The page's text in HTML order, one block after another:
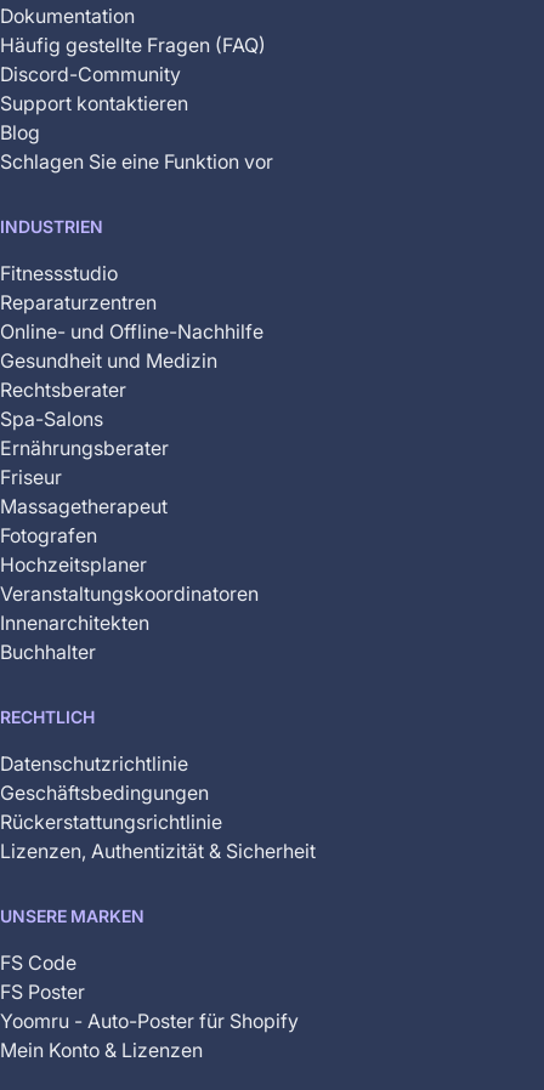
Dokumentation
Häufig gestellte Fragen (FAQ)
Discord-Community
Support kontaktieren
Blog
Schlagen Sie eine Funktion vor
INDUSTRIEN
Fitnessstudio
Reparaturzentren
Online- und Offline-Nachhilfe
Gesundheit und Medizin
Rechtsberater
Spa-Salons
Ernährungsberater
Friseur
Massagetherapeut
Fotografen
Hochzeitsplaner
Veranstaltungskoordinatoren
Innenarchitekten
Buchhalter
RECHTLICH
Datenschutzrichtlinie
Geschäftsbedingungen
Rückerstattungsrichtlinie
Lizenzen, Authentizität & Sicherheit
UNSERE MARKEN
FS Code
FS Poster
Yoomru - Auto-Poster für Shopify
Mein Konto & Lizenzen